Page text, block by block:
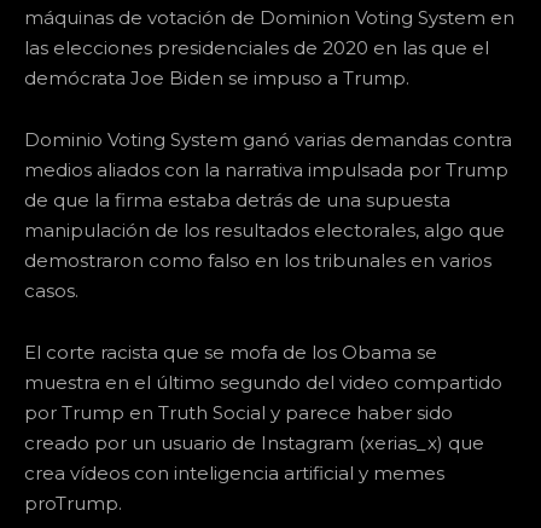
máquinas de votación de Dominion Voting System en
las elecciones presidenciales de 2020 en las que el
demócrata Joe Biden se impuso a Trump.
Dominio Voting System ganó varias demandas contra
medios aliados con la narrativa impulsada por Trump
de que la firma estaba detrás de una supuesta
manipulación de los resultados electorales, algo que
demostraron como falso en los tribunales en varios
casos.
El corte racista que se mofa de los Obama se
muestra en el último segundo del video compartido
por Trump en Truth Social y parece haber sido
creado por un usuario de Instagram (xerias_x) que
crea vídeos con inteligencia artificial y memes
proTrump.